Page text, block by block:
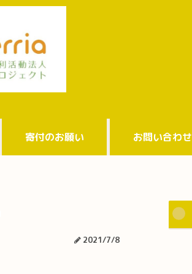
寄付のお願い お問い合わせ
2021/7/8